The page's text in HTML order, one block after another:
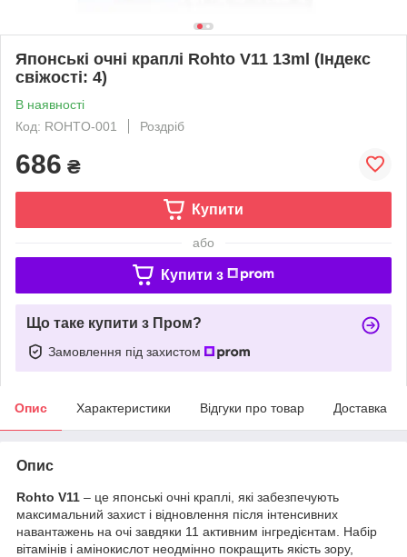
Японські очні краплі Rohto V11 13ml (Індекс
свіжості: 4)
В наявності
Код: ROHTO-001
Роздріб
686 ₴
Купити
або
Купити з
Що таке купити з Пром?
Замовлення під захистом
Опис Характеристики Відгуки про товар Доставка
Опис
Rohto V11 – це японські очні краплі, які забезпечують
максимальний захист і відновлення після інтенсивних
навантажень на очі завдяки 11 активним інгредієнтам. Набір
вітамінів і амінокислот неодмінно покращить якість зору,